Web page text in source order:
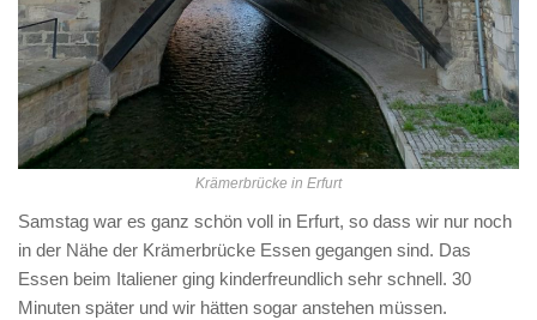
Krämerbrücke in Erfurt
Samstag war es ganz schön voll in Erfurt, so dass wir nur noch
in der Nähe der Krämerbrücke Essen gegangen sind. Das
Essen beim Italiener ging kinderfreundlich sehr schnell. 30
Minuten später und wir hätten sogar anstehen müssen.